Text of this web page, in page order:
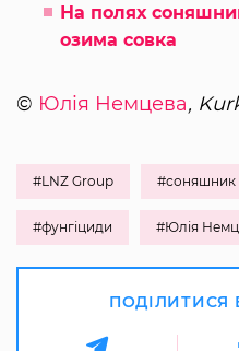
На полях
озима совка
© Юлія Немцева,
#LNZ Group #соняшник
#фунгіциди #Юлія
ПОДІЛИТИСЯ